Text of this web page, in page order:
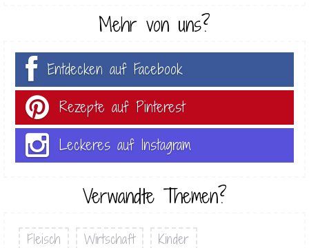
Mehr von uns?
Entdecken auf Facebook
Rezepte auf Pinterest
Leckeres auf Instagram
Verwandte Themen?
Fleisch Wirtschaft Kinder